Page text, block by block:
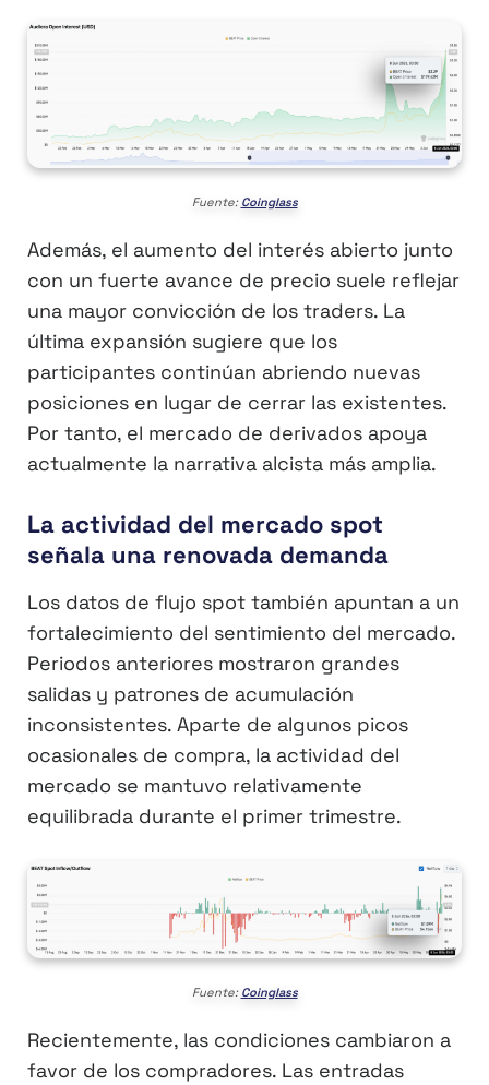
Fuente: Coinglass
Además, el aumento del interés abierto junto
con un fuerte avance de precio suele reflejar
una mayor convicción de los traders. La
última expansión sugiere que los
participantes continúan abriendo nuevas
posiciones en lugar de cerrar las existentes.
Por tanto, el mercado de derivados apoya
actualmente la narrativa alcista más amplia.
La actividad del mercado spot
señala una renovada demanda
Los datos de flujo spot también apuntan a un
fortalecimiento del sentimiento del mercado.
Periodos anteriores mostraron grandes
salidas y patrones de acumulación
inconsistentes. Aparte de algunos picos
ocasionales de compra, la actividad del
mercado se mantuvo relativamente
equilibrada durante el primer trimestre.
Fuente: Coinglass
Recientemente, las condiciones cambiaron a
favor de los compradores. Las entradas